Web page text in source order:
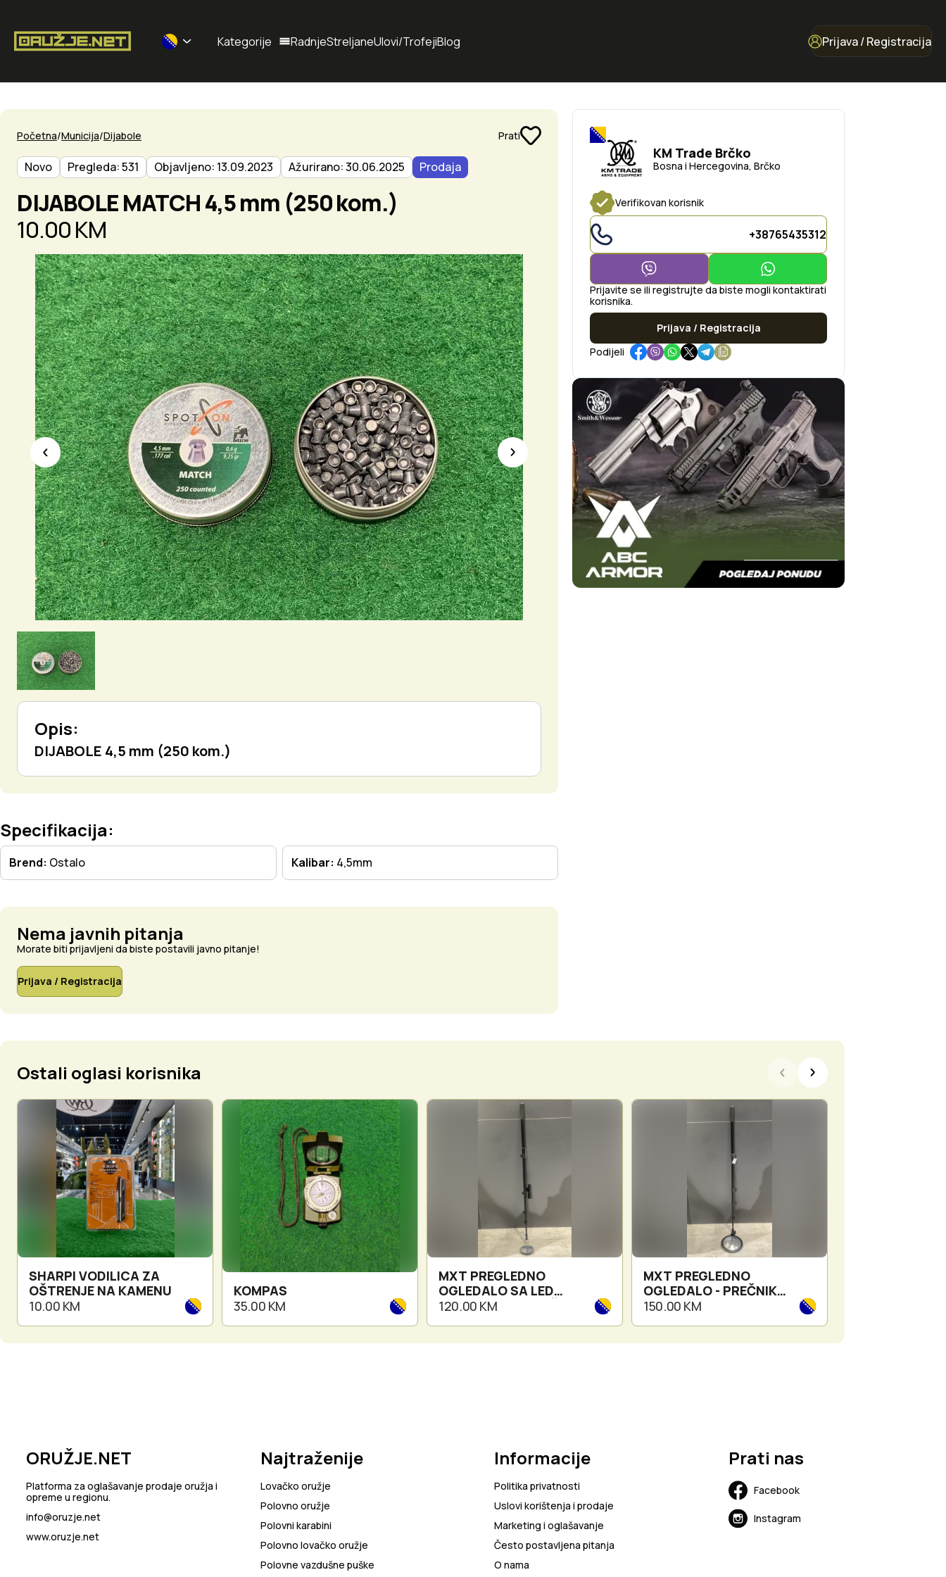
Selected currency: BAM
Kategorije RadnjeStreljaneUlovi/TrofejiBlog Prijava / Registracija
Početna Municija Dijabole Prati
Novo Pregleda: 531 Objavljeno: 13.09.2023 Ažurirano: 30.06.2025 Prodaja
DIJABOLE MATCH 4,5 mm (250 kom.)
10.00 KM
Opis:
DIJABOLE 4,5 mm (250 kom.)
KM Trade Brčko
Bosna i Hercegovina, Brčko
Verifikovan korisnik
+38765435312
Prijavite se ili registrujte da biste mogli kontaktirati
korisnika.
Prijava / Registracija
Podijeli
Specifikacija:
Brend: Ostalo Kalibar: 4,5mm
Nema javnih pitanja
Morate biti prijavljeni da biste postavili javno pitanje!
Prijava / Registracija
Ostali oglasi korisnika
SHARPI VODILICA ZA
OŠTRENJE NA KAMENU
10.00 KM
KOMPAS
35.00 KM
MXT PREGLEDNO
OGLEDALO SA LED
RASVJETOM - PREČNIK
120.00 KM
MXT PREGLEDNO
OGLEDALO - PREČNIK
OGLEDALA 160mm
150.00 KM
ORUŽJE.NET
Platforma za oglašavanje prodaje oružja i
opreme u regionu.
info@oruzje.net
www.oruzje.net
Najtraženije
Lovačko oružje
Polovno oružje
Polovni karabini
Polovno lovačko oružje
Polovne vazdušne puške
Informacije
Politika privatnosti
Uslovi korištenja i prodaje
Marketing i oglašavanje
Često postavljena pitanja
O nama
Prati nas
Facebook
Instagram